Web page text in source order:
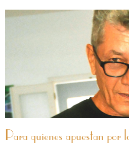
Para quienes apuestan por